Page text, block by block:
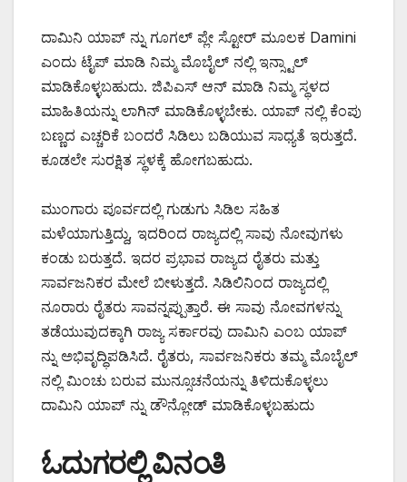
ದಾಮಿನಿ ಯಾಪ್ ನ್ನು ಗೂಗಲ್ ಪ್ಲೇ ಸ್ಟೋರ್ ಮೂಲಕ Damini
ಎಂದು ಟೈಪ್ ಮಾಡಿ ನಿಮ್ಮ ಮೊಬೈಲ್ ನಲ್ಲಿ ಇನ್ಸ್ಟಾಲ್
ಮಾಡಿಕೊಳ್ಳಬಹುದು. ಜಿಪಿಎಸ್ ಆನ್ ಮಾಡಿ ನಿಮ್ಮ ಸ್ಥಳದ
ಮಾಹಿತಿಯನ್ನು ಲಾಗಿನ್ ಮಾಡಿಕೊಳ್ಳಬೇಕು. ಯಾಪ್ ನಲ್ಲಿ ಕೆಂಪು
ಬಣ್ಣದ ಎಚ್ಚರಿಕೆ ಬಂದರೆ ಸಿಡಿಲು ಬಡಿಯುವ ಸಾಧ್ಯತೆ ಇರುತ್ತದೆ.
ಕೂಡಲೇ ಸುರಕ್ಷಿತ ಸ್ಥಳಕ್ಕೆ ಹೋಗಬಹುದು.
ಮುಂಗಾರು ಪೂರ್ವದಲ್ಲಿ ಗುಡುಗು ಸಿಡಿಲ ಸಹಿತ
ಮಳೆಯಾಗುತ್ತಿದ್ದು, ಇದರಿಂದ ರಾಜ್ಯದಲ್ಲಿ ಸಾವು ನೋವುಗಳು
ಕಂಡು ಬರುತ್ತದೆ. ಇದರ ಪ್ರಭಾವ ರಾಜ್ಯದ ರೈತರು ಮತ್ತು
ಸಾರ್ವಜನಿಕರ ಮೇಲೆ ಬೀಳುತ್ತದೆ. ಸಿಡಿಲಿನಿಂದ ರಾಜ್ಯದಲ್ಲಿ
ನೂರಾರು ರೈತರು ಸಾವನ್ನಪ್ಪುತ್ತಾರೆ. ಈ ಸಾವು ನೋವಗಳನ್ನು
ತಡೆಯುವುದಕ್ಕಾಗಿ ರಾಜ್ಯ ಸರ್ಕಾರವು ದಾಮಿನಿ ಎಂಬ ಯಾಪ್
ನ್ನು ಅಭಿವೃದ್ಧಿಪಡಿಸಿದೆ. ರೈತರು, ಸಾರ್ವಜನಿಕರು ತಮ್ಮ ಮೊಬೈಲ್
ನಲ್ಲಿ ಮಿಂಚು ಬರುವ ಮುನ್ಸೂಚನೆಯನ್ನು ತಿಳಿದುಕೊಳ್ಳಲು
ದಾಮಿನಿ ಯಾಪ್ ನ್ನು ಡೌನ್ಲೋಡ್ ಮಾಡಿಕೊಳ್ಳಬಹುದು
ಓದುಗರಲ್ಲಿ ವಿನಂತಿ